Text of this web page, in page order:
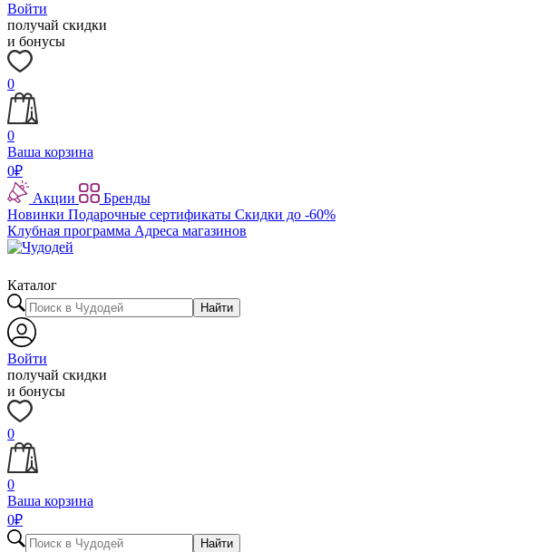
Войти
получай скидки
и бонусы
0
0
Ваша корзина
0₽
Акции
Бренды
Новинки Подарочные сертификаты Скидки до -60%
Клубная программа Адреса магазинов
Каталог
Найти
Войти
получай скидки
и бонусы
0
0
Ваша корзина
0₽
Найти